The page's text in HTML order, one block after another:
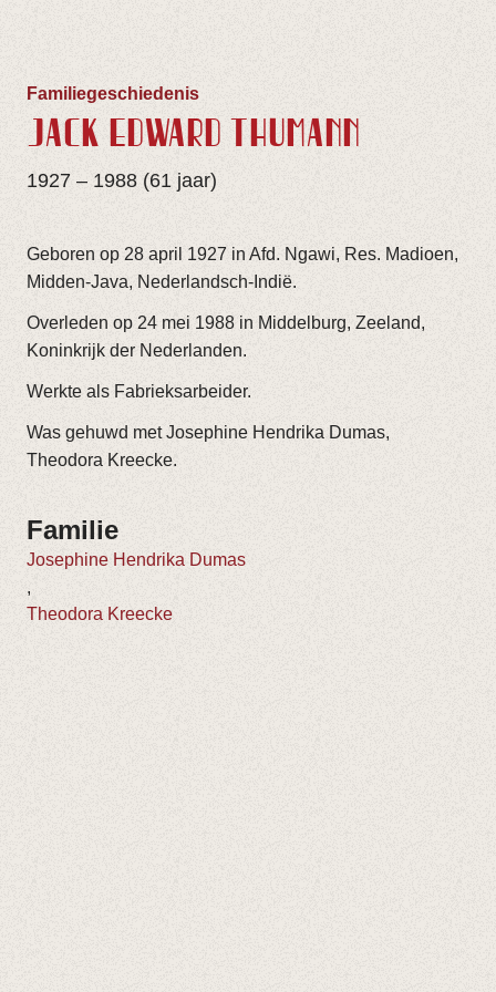
Familiegeschiedenis
JACK EDWARD THÜMANN
1927 – 1988 (61 jaar)
Geboren op 28 april 1927 in Afd. Ngawi, Res. Madioen,
Midden-Java, Nederlandsch-Indië.
Overleden op 24 mei 1988 in Middelburg, Zeeland,
Koninkrijk der Nederlanden.
Werkte als Fabrieksarbeider.
Was gehuwd met Josephine Hendrika Dumas,
Theodora Kreecke.
Familie
Josephine Hendrika Dumas
,
Theodora Kreecke